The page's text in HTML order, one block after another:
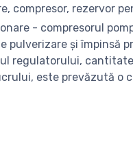
compresor, rezervor
- compresorul
pulverizare și împinsă
regulatorului,
este prevăzută o